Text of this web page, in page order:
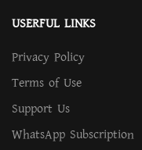
USERFUL LINKS
Privacy Policy
Terms of Use
Support Us
WhatsApp Subscription